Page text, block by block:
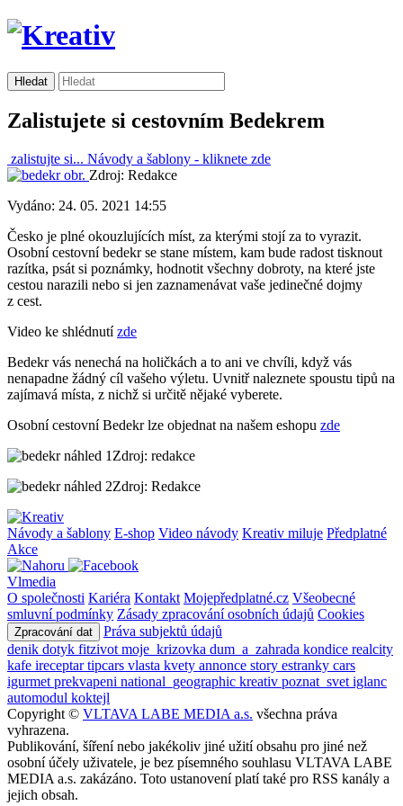
Zalistujete si cestovním Bedekrem
zalistujte si... Návody a šablony - kliknete zde
Zdroj: Redakce
Vydáno: 24. 05. 2021 14:55
Česko je plné okouzlujících míst, za kterými stojí za to vyrazit.
Osobní cestovní bedekr se stane místem, kam bude radost tisknout
razítka, psát si poznámky, hodnotit všechny dobroty, na které jste
cestou narazili nebo si jen zaznamenávat vaše jedinečné dojmy
z cest.
Video ke shlédnutízde
Bedekr vás nenechá na holičkách a to ani ve chvíli, když vás
nenapadne žádný cíl vašeho výletu. Uvnitř naleznete spoustu tipů na
zajímavá místa, z nichž si určitě nějaké vyberete.
Osobní cestovní Bedekr lze objednat na našem eshopu zde
Zdroj: redakce
Zdroj: Redakce
Návody a šablony E-shop Video návody Kreativ miluje Předplatné
Akce
Vlmedia
O společnosti Kariéra Kontakt Mojepředplatné.cz Všeobecné
smluvní podmínky Zásady zpracování osobních údajů Cookies
Zpracování dat
Práva subjektů údajů
denik dotyk fitzivot moje_krizovka dum_a_zahrada kondice realcity
kafe ireceptartipcars vlasta kvety annonce story estranky cars
igurmet prekvapeni national_geographic kreativ poznat_svet iglanc
automodul koktejl
Copyright © VLTAVA LABE MEDIA a.s. všechna práva
vyhrazena.
Publikování, šíření nebo jakékoliv jiné užití obsahu pro jiné než
osobní účely uživatele, je bez písemného souhlasu VLTAVA LABE
MEDIA a.s. zakázáno. Toto ustanovení platí také pro RSS kanály a
jejich obsah.